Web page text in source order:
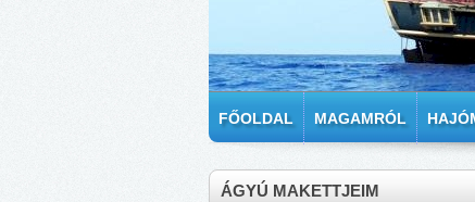
FŐOLDAL MAGAMRÓL
ÁGYÚ MAKETTJEIM